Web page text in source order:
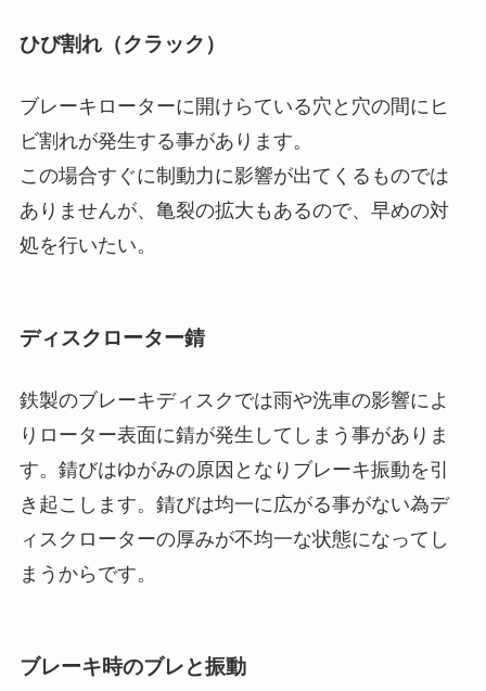
ひび割れ（クラック）
ブレーキローターに開けらている穴と穴の間にヒ
ビ割れが発生する事があります。
この場合すぐに制動力に影響が出てくるものでは
ありませんが、亀裂の拡大もあるので、早めの対
処を行いたい。
ディスクローター錆
鉄製のブレーキディスクでは雨や洗車の影響によ
りローター表面に錆が発生してしまう事がありま
す。錆びはゆがみの原因となりブレーキ振動を引
き起こします。錆びは均一に広がる事がない為デ
ィスクローターの厚みが不均一な状態になってし
まうからです。
ブレーキ時のブレと振動